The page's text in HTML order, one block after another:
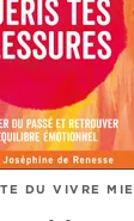
DU VIVRE